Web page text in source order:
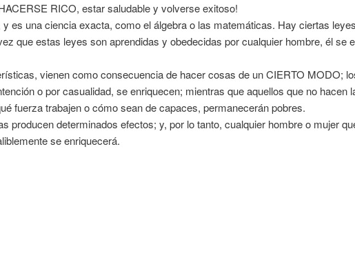
RICO, estar saludable y volverse exitoso!
es una ciencia exacta, como el álgebra o las matemáticas. Hay ciertas
que estas leyes son aprendidas y obedecidas por cualquier hombre, él se
vienen como consecuencia de hacer cosas de un CIERTO MODO;
o por casualidad, se enriquecen; mientras que aquellos que no hacen
fuerza trabajen o cómo sean de capaces, permanecerán pobres.
producen determinados efectos; y, por lo tanto, cualquier hombre o mujer
se enriquecerá.